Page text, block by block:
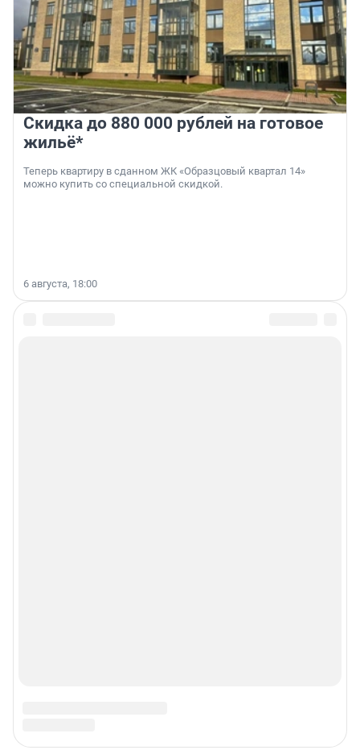
Скидка до 880 000 рублей на готовое
жильё*
Теперь квартиру в сданном ЖК «Образцовый квартал 14»
можно купить со специальной скидкой.
6 августа, 18:00